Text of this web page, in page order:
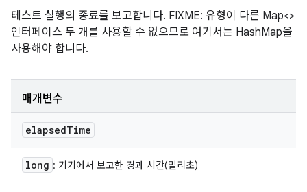
테스트 실행의 종료를 보고합니다. FIXME: 유형이 다른 Map<>
인터페이스 두 개를 사용할 수 없으므로 여기서는 HashMap을
사용해야 합니다.
매개변수
elapsedTime
long : 기기에서 보고한 경과 시간(밀리초)